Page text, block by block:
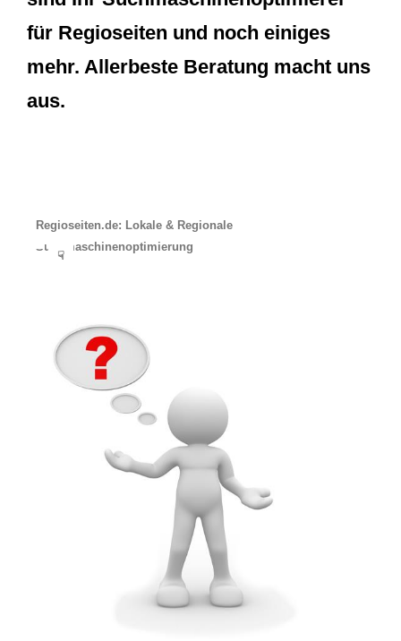
für Regioseiten und noch einiges
mehr. Allerbeste Beratung macht uns
aus.
Regioseiten.de: Lokale & Regionale
Suchmaschinenoptimierung
☟